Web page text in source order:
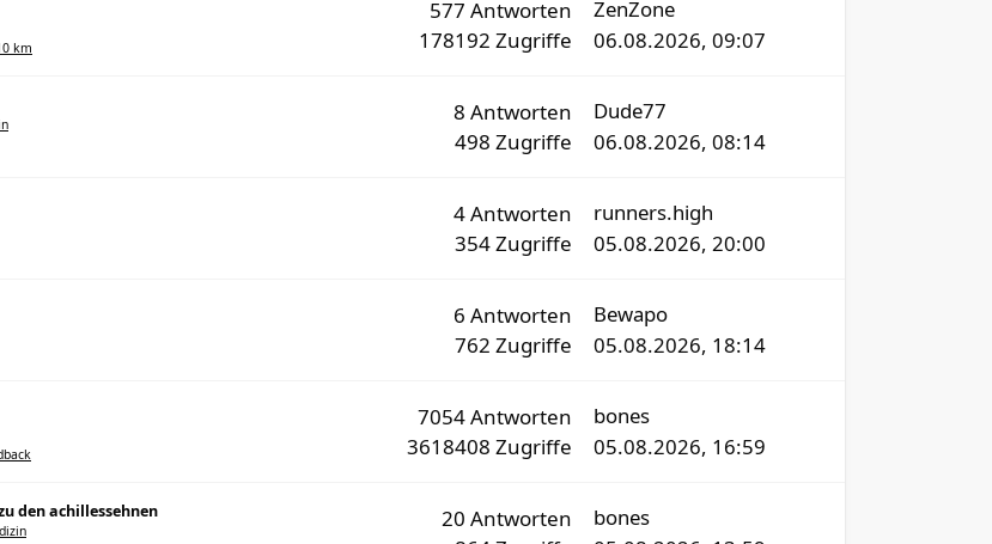
km
577Antworten
178192Zugriffe
ZenZone
06.08.2026, 09:07
8Antworten
498Zugriffe
Dude77
06.08.2026, 08:14
4Antworten
354Zugriffe
runners.high
05.08.2026, 20:00
6Antworten
762Zugriffe
Bewapo
05.08.2026, 18:14
7054Antworten
3618408Zugriffe
bones
05.08.2026, 16:59
den achillessehnen 20Antworten
bones